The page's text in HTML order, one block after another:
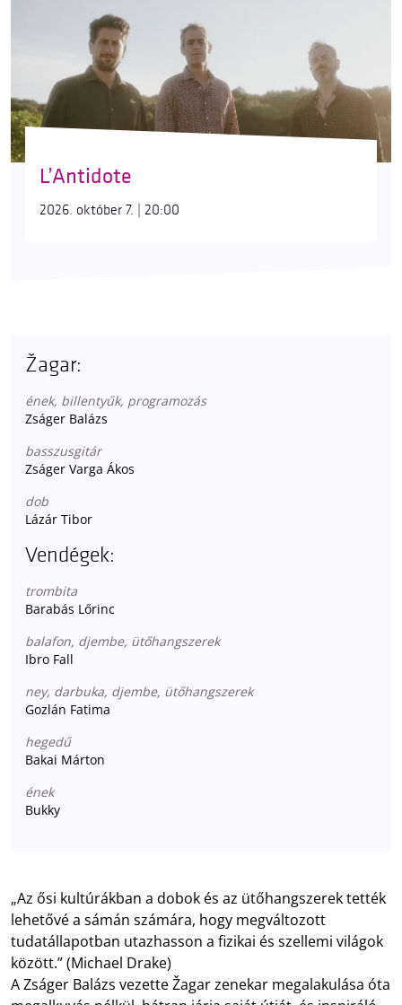
L’Antidote
2026. október 7. | 20:00
Žagar:
ének, billentyűk, programozás
Zságer Balázs
basszusgitár
Zságer Varga Ákos
dob
Lázár Tibor
Vendégek:
trombita
Barabás Lőrinc
balafon, djembe, ütőhangszerek
Ibro Fall
ney, darbuka, djembe, ütőhangszerek
Gozlán Fatima
hegedű
Bakai Márton
ének
Bukky
„Az ősi kultúrákban a dobok és az ütőhangszerek tették
lehetővé a sámán számára, hogy megváltozott
tudatállapotban utazhasson a fizikai és szellemi világok
között.” (Michael Drake)
A Zságer Balázs vezette Žagar zenekar megalakulása óta